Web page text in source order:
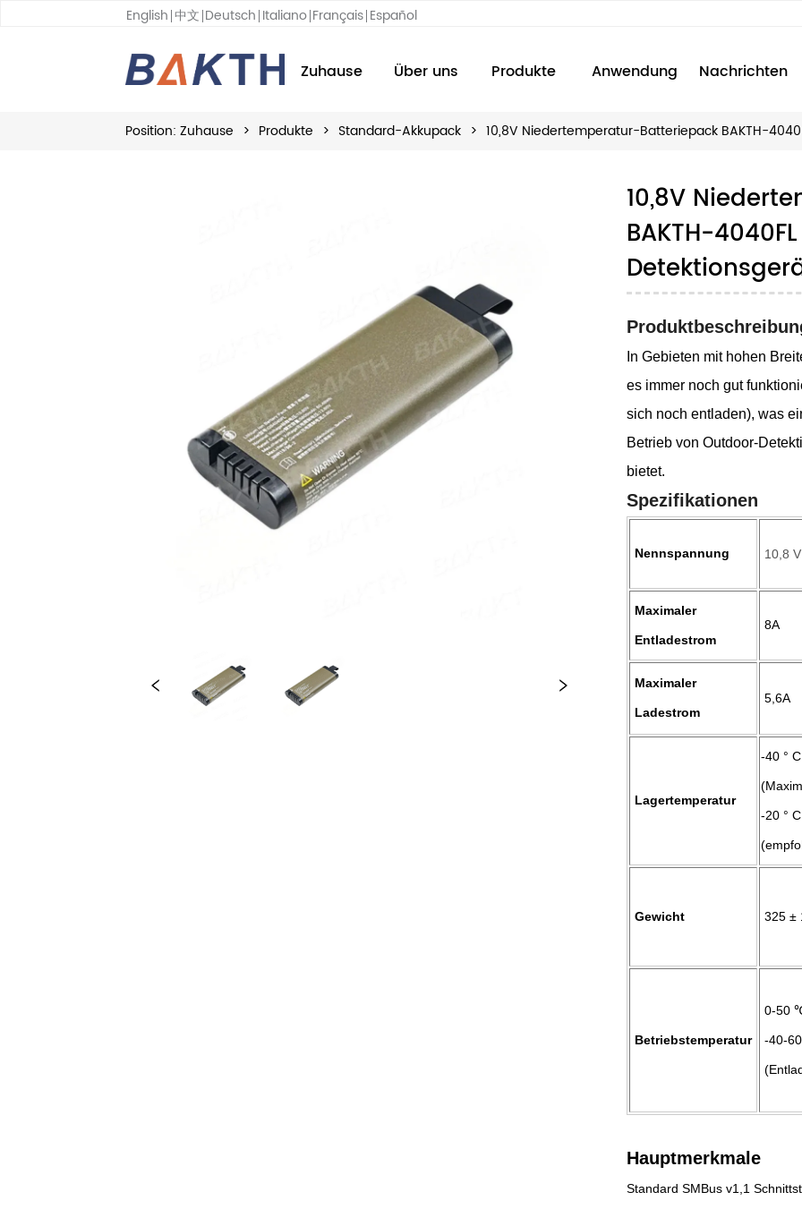
English 中文 Deutsch Italiano Français Español
Zuhause Über uns Produkte Anwendung Nachrichten
Position: Zuhause > Produkte > Standard-Akkupack > 10,8V Niedertemperatur-Batteriepack BAKTH-
10,8V
BAKTH-
In Gebieten mit hohen
es immer noch gut
sich noch entladen), was
Betrieb von Outdoor-
bietet.
Spezifikationen
Nennspannung 10,8 V
Maximaler
Entladestrom
8A
Maximaler
Ladestrom
5,6A
Lagertemperatur
-40 °
-20 °
Gewicht 325 ±
Betriebstemperatur
0-50
-40-
Hauptmerkmale
Standard SMBus v1,1